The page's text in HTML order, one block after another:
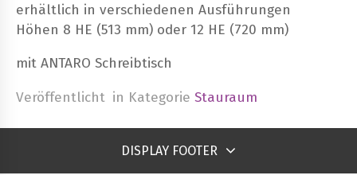
erhältlich in verschiedenen Ausführungen
Höhen 8 HE (513 mm) oder 12 HE (720 mm)
mit ANTARO Schreibtisch
Veröffentlicht in KategorieStauraum
DISPLAY FOOTER